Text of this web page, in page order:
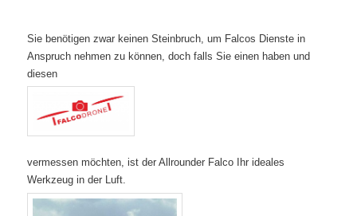
Sie benötigen zwar keinen Steinbruch, um Falcos Dienste in
Anspruch nehmen zu können, doch falls Sieeinen haben und
diesen
vermessen möchten, ist der Allrounder Falco Ihr ideales
Werkzeug in der Luft.